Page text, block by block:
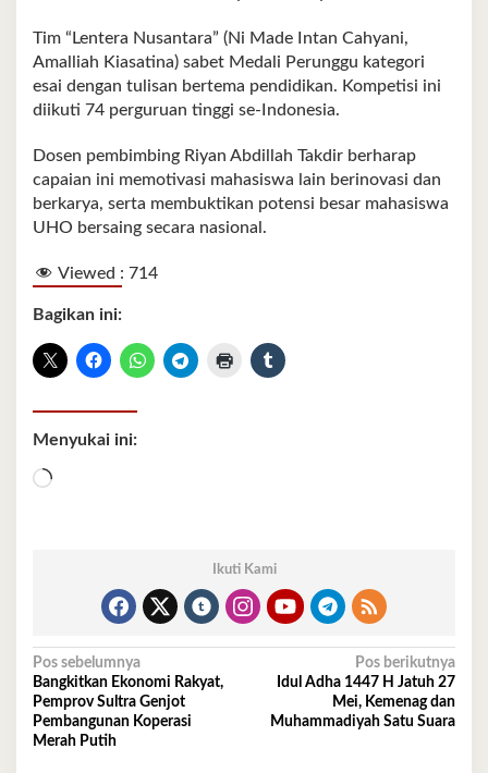
Tim “Lentera Nusantara” (Ni Made Intan Cahyani,
Amalliah Kiasatina) sabet Medali Perunggu kategori
esai dengan tulisan bertema pendidikan. Kompetisi ini
diikuti 74 perguruan tinggi se-Indonesia.
Dosen pembimbing Riyan Abdillah Takdir berharap
capaian ini memotivasi mahasiswa lain berinovasi dan
berkarya, serta membuktikan potensi besar mahasiswa
UHO bersaing secara nasional.
Viewed : 714
Bagikan ini:
Menyukai ini:
Memuat...
Ikuti Kami
Navigasi
pos
Pos sebelumnya
Bangkitkan Ekonomi Rakyat,
Pemprov Sultra Genjot
Pembangunan Koperasi
Merah Putih
Pos berikutnya
Idul Adha 1447 H Jatuh 27
Mei, Kemenag dan
Muhammadiyah Satu Suara